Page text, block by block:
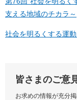
支える地域のチカラ～
社会を明るくする運
皆さまのご意
お求めの情報が充分